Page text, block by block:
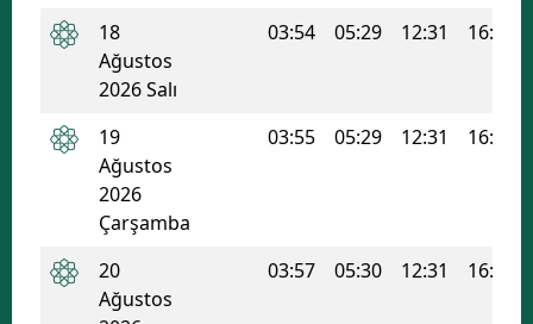
18
Ağustos
2026 Salı
03:54 05:29 12:31 16:18
19
Ağustos
2026
Çarşamba
03:55 05:29 12:31 16:18
20
Ağustos
03:57 05:30 12:31 16:17